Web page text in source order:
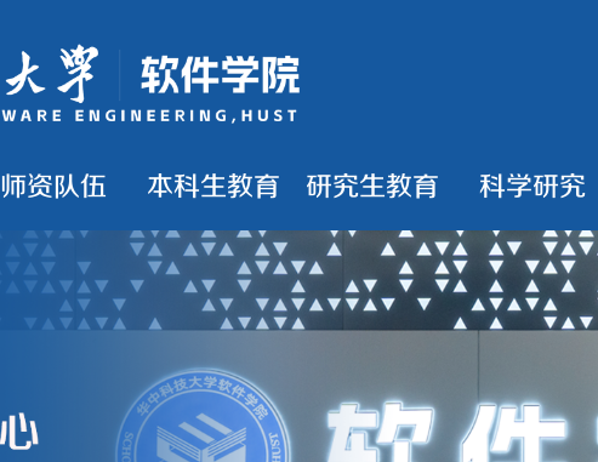
师资队伍 本科生教育 研究生教育 科学研究